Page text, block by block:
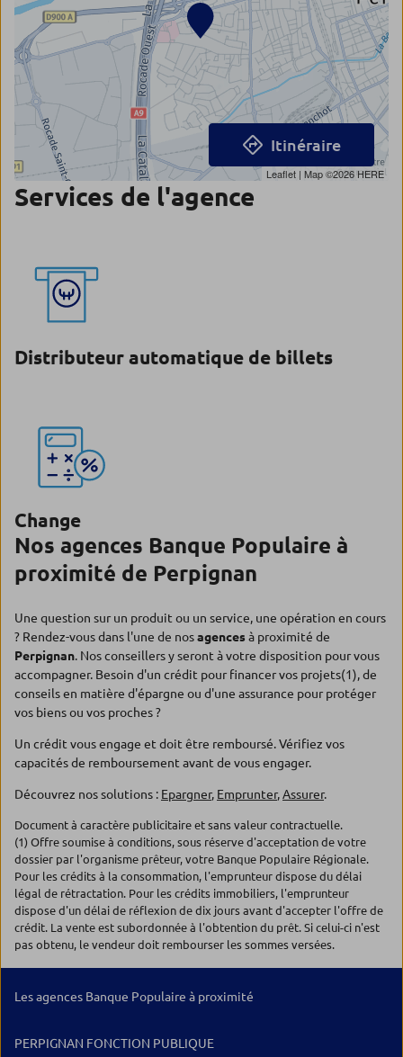
Leaflet | Map ©2026HERE
Itinéraire
Services de l'agence
Distributeur automatique de billets
Change
Nos agences Banque Populaire à
proximité de Perpignan
Une question sur un produit ou un service, une opération en cours
? Rendez-vous dans l'une de nosagencesà proximité de
Perpignan. Nos conseillers y seront à votre disposition pour vous
accompagner. Besoin d'un crédit pour financer vos projets(1), de
conseils en matière d'épargne ou d'une assurance pour protéger
vos biens ou vos proches ?
Un crédit vous engage et doit être remboursé. Vérifiez vos
capacités de remboursement avant de vous engager.
Découvrez nos solutions : Epargner, Emprunter,Assurer.
Document à caractère publicitaire et sans valeur contractuelle.
(1) Offre soumise à conditions, sous réserve d'acceptation de votre
dossier par l'organisme prêteur, votre Banque Populaire Régionale.
Pour les crédits à la consommation, l'emprunteur dispose du délai
légal de rétractation. Pour les crédits immobiliers, l'emprunteur
dispose d'un délai de réflexion de dix jours avant d'accepter l'offre de
crédit. La vente est subordonnée à l'obtention du prêt. Si celui-ci n'est
pas obtenu, le vendeur doit rembourser les sommes versées.
Les agences Banque Populaire à proximité
PERPIGNAN FONCTION PUBLIQUE